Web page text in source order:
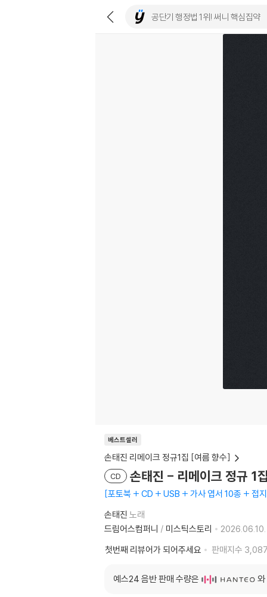
베스트셀러
손태진 리메이크 정규1집 [여름 향수]
CD 손태진 - 리메이크 정규 1
포토북 + CD + USB + 가사 엽서 10종 + 접
손태진 노래
드림어스컴퍼니 / 미스틱스토리
2026.06.10.
첫번째 리뷰어가 되어주세요
판매지수
예스24 음반 판매 수량은 와